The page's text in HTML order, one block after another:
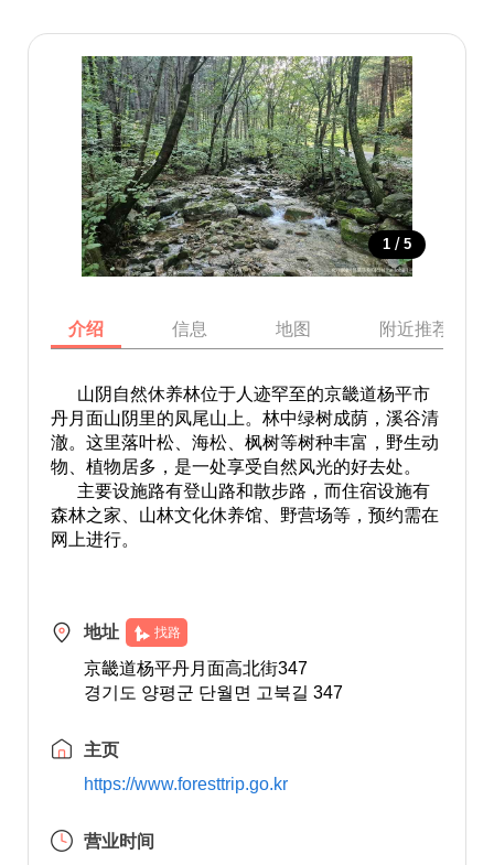
1 / 5
介绍 信息 地图 附近推荐景点
山阴自然休养林位于人迹罕至的京畿道杨平市
丹月面山阴里的凤尾山上。林中绿树成荫，溪谷清
澈。这里落叶松、海松、枫树等树种丰富，野生动
物、植物居多，是一处享受自然风光的好去处。
主要设施路有登山路和散步路，而住宿设施有
森林之家、山林文化休养馆、野营场等，预约需在
网上进行。
地址 找路
京畿道杨平丹月面高北街347
경기도 양평군 단월면 고북길 347
主页
https://www.foresttrip.go.kr
营业时间